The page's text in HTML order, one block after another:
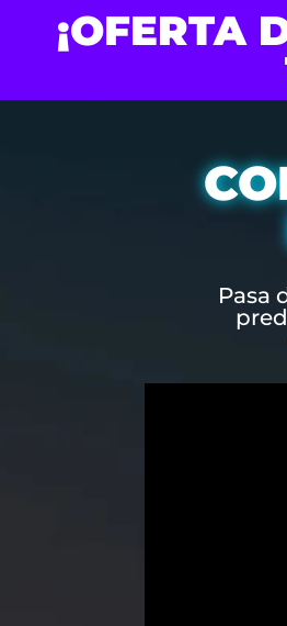
¡OFERTA
Pasa